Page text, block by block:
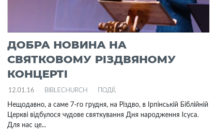
ДОБРА НОВИНА НА
СВЯТКОВОМУ РІЗДВЯНОМУ
КОНЦЕРТІ
12.01.16 BIBLECHURCH ПОДІЇ .
Нещодавно, а саме 7-го грудня, на Різдво, в Ірпінській Біблійній
Церкві відбулося чудове святкування Дня народження Ісуса.
Для нас це...